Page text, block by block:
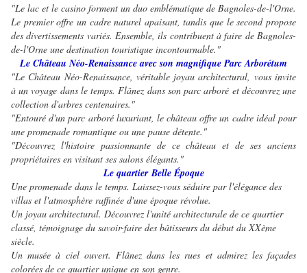
"Le lac et le casino forment un duo emblématique de Bagnoles-de-l'Orne.
Le premier offre un cadre naturel apaisant, tandis que le second propose
des divertissements variés. Ensemble, ils contribuent à faire de Bagnoles-
de-l'Orne une destination touristique incontournable."
Le Château Néo-Renaissance avec son magnifique Parc Arborétum
"Le Château Néo-Renaissance, véritable joyau architectural, vous invite
à un voyage dans le temps. Flânez dans son parc arboré et découvrez une
collection d'arbres centenaires."
"Entouré d'un parc arboré luxuriant, le château offre un cadre idéal pour
une promenade romantique ou une pause détente."
"Découvrez l'histoire passionnante de ce château et de ses anciens
propriétaires en visitant ses salons élégants."
Le quartier Belle Époque
Une promenade dans le temps. Laissez-vous séduire par l'élégance des
villas et l'atmosphère raffinée d'une époque révolue.
Un joyau architectural. Découvrez l'unité architecturale de ce quartier
classé, témoignage du savoir-faire des bâtisseurs du début du XXème
siècle.
Un musée à ciel ouvert. Flânez dans les rues et admirez les façades
colorées de ce quartier unique en son genre.